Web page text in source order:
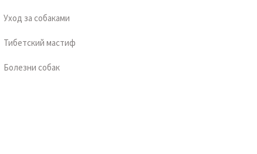
Уход за собаками
Тибетский мастиф
Болезни собак